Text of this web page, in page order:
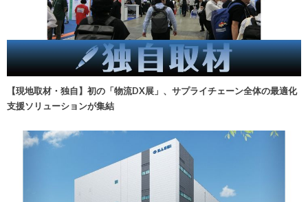
【現地取材・独自】初の「物流DX展」、サプライチェーン全体の最適化
支援ソリューションが集結